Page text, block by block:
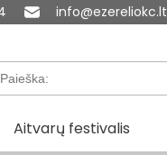
info@ezereliokc.lt
Aitvarų festivalis